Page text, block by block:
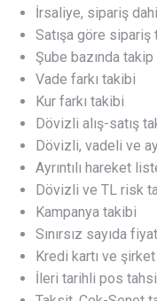
İrsaliye, sipariş
Satışa göre
Şube bazında takip
Vade farkı takibi
Kur farkı takibi
Dövizli alış-satış
Dövizli, vadeli ve
Ayrıntılı hareket
Dövizli ve TL risk
Kampanya takibi
Sınırsız sayıda
Kredi kartı ve
İleri tarihli pos